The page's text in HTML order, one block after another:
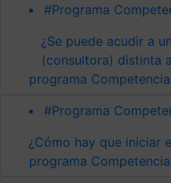
#Programa
¿Se puede acudir a
(consultora) distinta
programa
#Programa
¿Cómo hay que iniciar
programa